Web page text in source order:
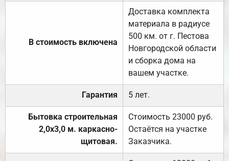
В стоимость включена
Доставка комплекта
материала в радиусе
500 км. от г. Пестова
Новгородской области
и сборка дома на
вашем участке.
Гарантия 5 лет.
Бытовка строительная
2,0х3,0 м. каркасно-
щитовая.
Стоимость 23000 руб.
Остаётся на участке
Заказчика.